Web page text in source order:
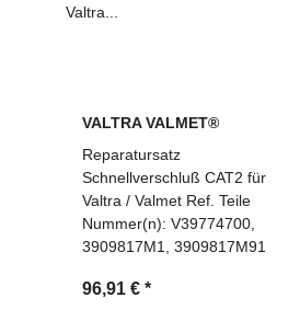
VALTRA VALMET®
Reparatursatz
Schnellverschluß CAT2 für
Valtra / Valmet Ref. Teile
Nummer(n): V39774700,
3909817M1, 3909817M91
96,91 € *